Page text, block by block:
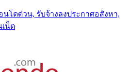
โดด่วน, รับจ้างลงประกาศอสังหา,
น็ต